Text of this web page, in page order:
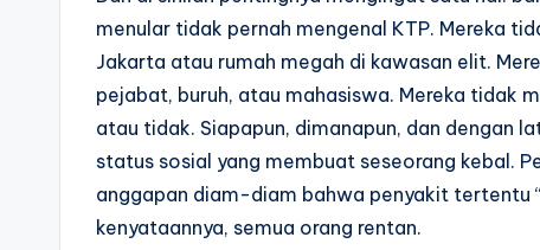
menular tidak pernah mengenal KTP. Mereka
Jakarta atau rumah megah di kawasan elit.
pejabat, buruh, atau mahasiswa. Mereka tidak
atau tidak. Siapapun, dimanapun, dan dengan
status sosial yang membuat seseorang kebal.
anggapan diam-diam bahwa penyakit tertentu
kenyataannya, semua orang rentan.